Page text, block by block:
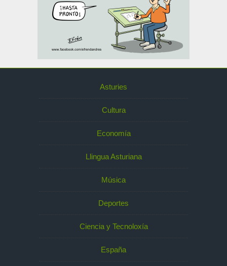
Asturies
Cultura
Economía
Llingua Asturiana
Música
Deportes
Ciencia y Tecnoloxía
España